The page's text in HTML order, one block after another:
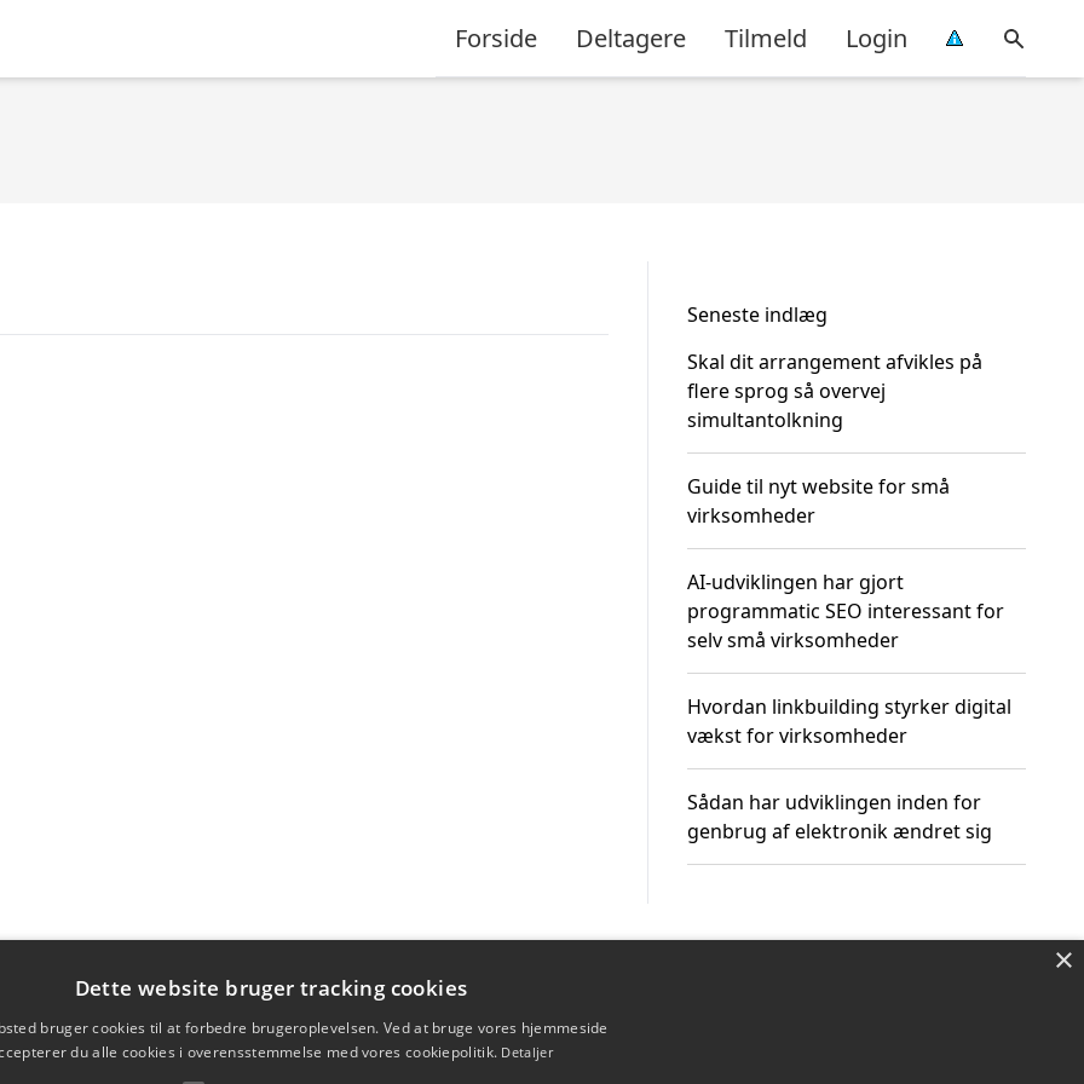
Forside Deltagere Tilmeld Login
Seneste indlæg
Skal dit arrangement afvikles på
flere sprog så overvej
simultantolkning
Guide til nyt website for små
virksomheder
AI-udviklingen har gjort
programmatic SEO interessant for
selv små virksomheder
Hvordan linkbuilding styrker digital
vækst for virksomheder
Sådan har udviklingen inden for
genbrug af elektronik ændret sig
×
Dette website bruger tracking cookies
bruger cookies til at forbedre brugeroplevelsen. Ved at bruge vores hjemmeside
du alle cookies i overensstemmelse med vores cookiepolitik. Detaljer